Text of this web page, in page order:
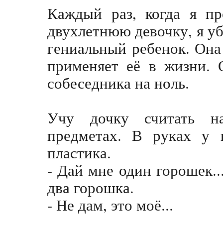
Каждый раз, когда я
двухлетнюю девочку, я
гениальный ребенок.
применяет её в жизни.
собеседника на ноль.
Учу дочку считать
предметах. В руках у
пластика.
- Дай мне один
два горошка.
- Не дам, это моё...